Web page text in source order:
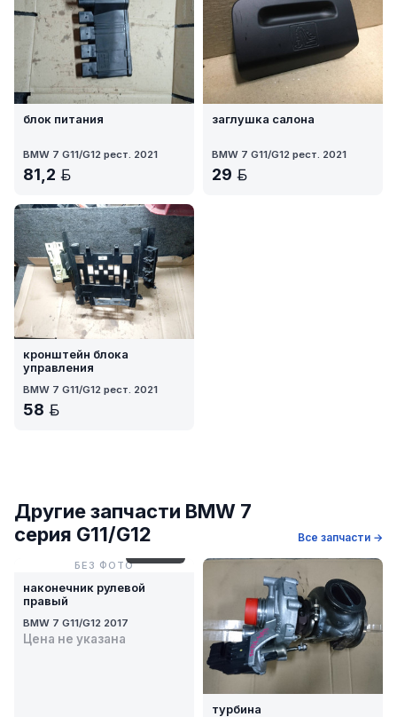
блок питания
BMW 7 G11/G12 рест. 2021
81,2
заглушка салона
BMW 7 G11/G12 рест. 2021
29
кронштейн блока
управления
BMW 7 G11/G12 рест. 2021
58
Другие запчасти BMW 7
серия G11/G12
Все запчасти →
БЕЗ ФОТО
наконечник рулевой
правый
BMW 7 G11/G12 2017
Цена не указана
турбина